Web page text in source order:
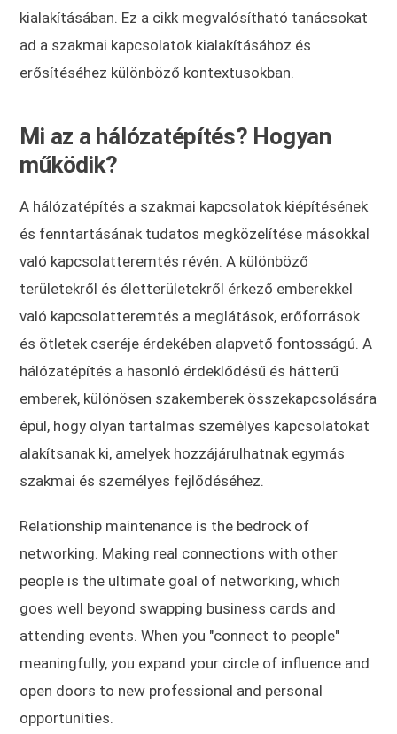
kialakításában. Ez a cikk megvalósítható tanácsokat
ad a szakmai kapcsolatok kialakításához és
erősítéséhez különböző kontextusokban.
Mi az a hálózatépítés? Hogyan
működik?
A hálózatépítés a szakmai kapcsolatok kiépítésének
és fenntartásának tudatos megközelítése másokkal
való kapcsolatteremtés révén. A különböző
területekről és életterületekről érkező emberekkel
való kapcsolatteremtés a meglátások, erőforrások
és ötletek cseréje érdekében alapvető fontosságú. A
hálózatépítés a hasonló érdeklődésű és hátterű
emberek, különösen szakemberek összekapcsolására
épül, hogy olyan tartalmas személyes kapcsolatokat
alakítsanak ki, amelyek hozzájárulhatnak egymás
szakmai és személyes fejlődéséhez.
Relationship maintenance is the bedrock of
networking. Making real connections with other
people is the ultimate goal of networking, which
goes well beyond swapping business cards and
attending events. When you "connect to people"
meaningfully, you expand your circle of influence and
open doors to new professional and personal
opportunities.